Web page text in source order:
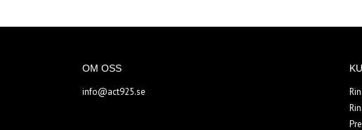
OM OSS
info@act925.se